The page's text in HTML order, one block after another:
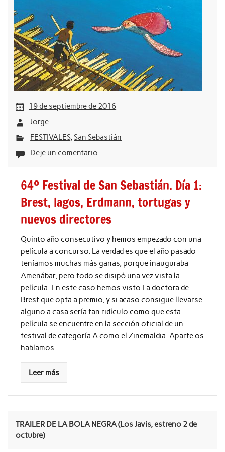
19 de septiembre de 2016
Jorge
FESTIVALES,San Sebastián
Deje un comentario
64º Festival de San Sebastián. Día 1:
Brest, lagos, Erdmann, tortugas y
nuevos directores
Quinto año consecutivo y hemos empezado con una
película a concurso. La verdad es que el año pasado
teníamos muchas más ganas, porque inauguraba
Amenábar, pero todo se disipó una vez vista la
película. En este caso hemos visto La doctora de
Brest que opta a premio, y si acaso consigue llevarse
alguno a casa sería tan ridículo como que esta
película se encuentre en la sección oficial de un
festival de categoría A como el Zinemaldia. Aparte os
hablamos
Leer más
TRAILER DE LA BOLA NEGRA (Los Javis, estreno 2 de
octubre)